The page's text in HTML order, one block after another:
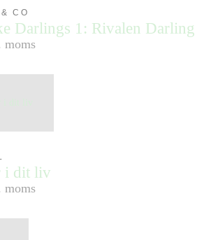
CO
Darlings 1: Rivalen Darling
moms
i dit liv
moms